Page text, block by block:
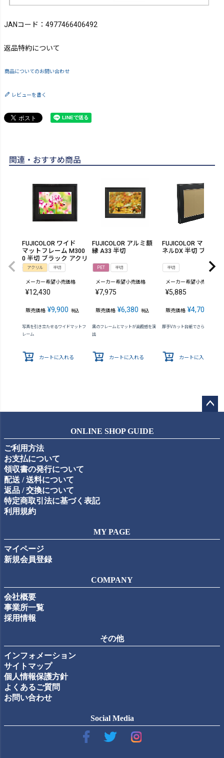
JANコード：4977466406492
返品特約について
商品についてのお問い合わせ
レビューを書く
関連・おすすめ商品
FUJICOLOR ワイド
マットフレーム M300
0 半切 ブラック アクリ
ルアクリル 半切
メーカー希望小売価格
¥12,430
販売価格 ¥9,900 税込
写真を引き立たせるワイドマットフ
レーム
カートに入れる
FUJICOLOR アルミ額
縁 A33 半切
PET 半切
メーカー希望小売価格
¥7,975
販売価格 ¥6,380 税込
黒のフレームとマットが高級感を演
出
カートに入れる
FUJICOLOR マットパ
ネルDX 半切 ブラッ
半切
メーカー希望小売価格
¥5,885
販売価格 ¥4,708
厚手Vカット台紙でさらにスマート
カートに入れる
ップ
ONLINE SHOP GUIDE
ご利用方法
お支払について
領収書の発行について
配送 / 送料について
返品 / 交換について
特定商取引法に基づく表記
利用規約
MY PAGE
マイページ
新規会員登録
COMPANY
会社概要
事業所一覧
採用情報
その他
インフォメーション
サイトマップ
個人情報保護方針
よくあるご質問
お問い合わせ
Social Media